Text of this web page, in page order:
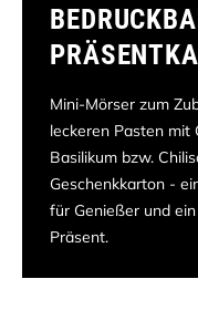
Mini-Mörser zum
leckeren Pasten mit
Basilikum bzw.
Geschenkkarton -
für Genießer und
Präsent.